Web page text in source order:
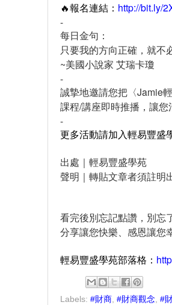
🔥報名連結： http://bit.ly/
-
每日金句：
只要我的方向正確，就不
~美國小說家 艾瑞卡瓊
-
誠摯地邀請您把〈Jamie
課程/講座即時推播，讓您
-
更多活動請加入輕易豐盛
出處｜輕易豐盛學苑
聲明｜轉貼文章者須註明
看完後別忘記點讚，別忘
分享讓您快樂、感恩讓您
輕易豐盛學苑部落格：
Labels: #財商 #財商觀念 #